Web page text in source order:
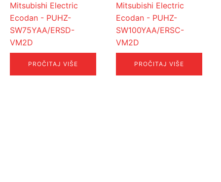
Mitsubishi Electric
Ecodan - PUHZ-
SW75YAA/ERSD-
VM2D
PROČITAJ VIŠE
Mitsubishi Electric
Ecodan - PUHZ-
SW100YAA/ERSC-
VM2D
PROČITAJ VIŠE